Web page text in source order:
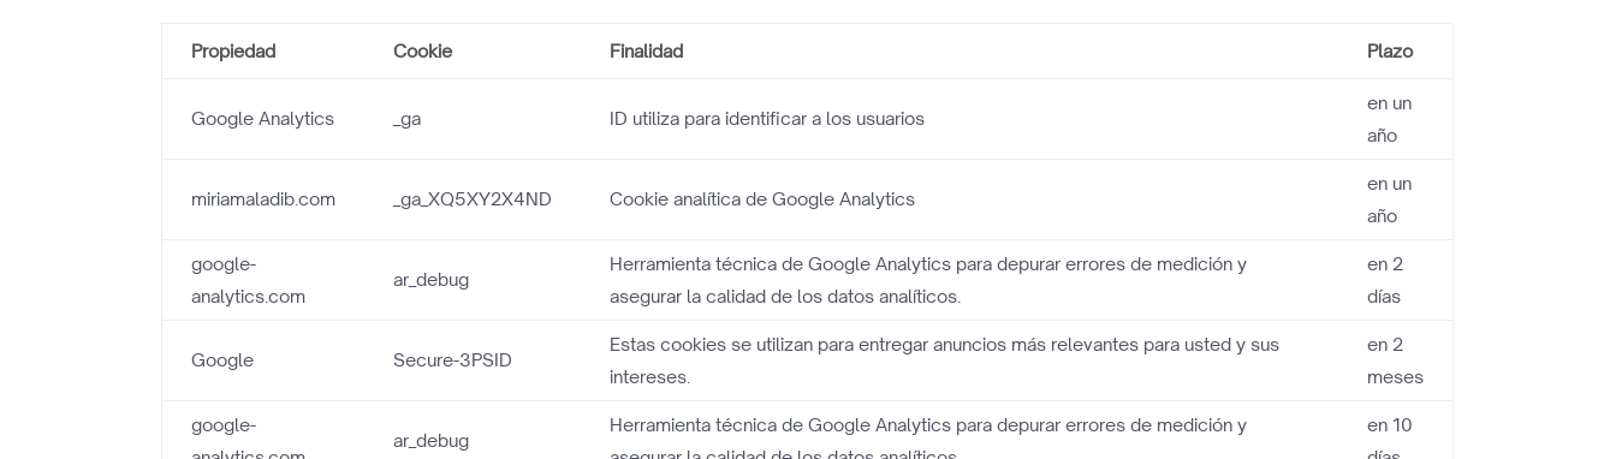
Propiedad Cookie Finalidad Plazo
Google Analytics _ga ID utiliza para identificar a los usuarios
en un
año
miriamaladib.com _ga_XQ5XY2X4ND Cookie analítica de Google Analytics
en un
año
google-
analytics.com
ar_debug
Herramienta técnica de Google Analytics para depurar errores de medición y
asegurar la calidad de los datos analíticos.
en 2
días
Google Secure-3PSID
Estas cookies se utilizan para entregar anuncios más relevantes para usted y sus
intereses.
en 2
meses
google-
ar_debug
Herramienta técnica de Google Analytics para depurar errores de medición y
en 10